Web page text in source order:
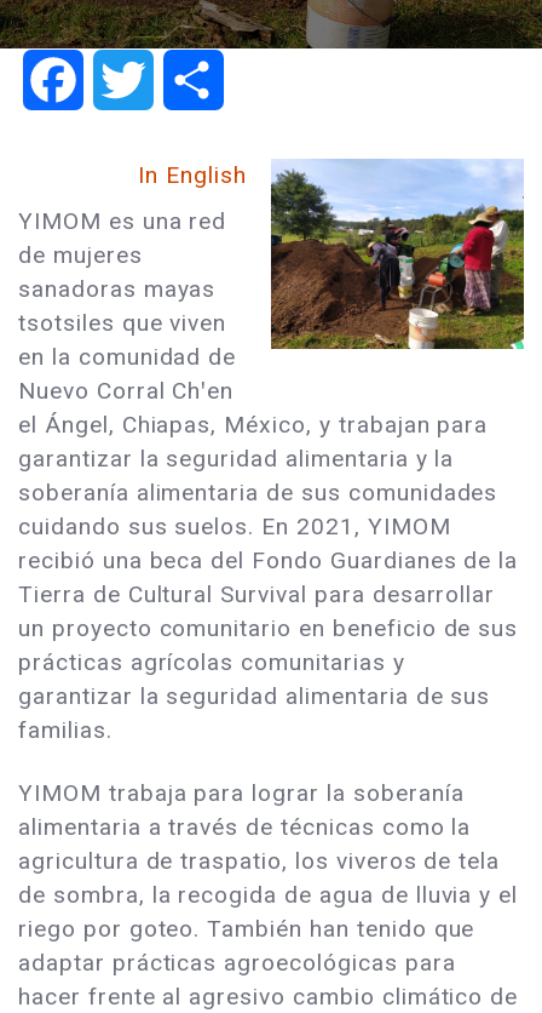
FacebookTwitter
In English
YIMOM es una red
de mujeres
sanadoras mayas
tsotsiles que viven
en la comunidad de
Nuevo Corral Chꞌen
el Ángel, Chiapas, México, y trabajan para
garantizar la seguridad alimentaria y la
soberanía alimentaria de sus comunidades
cuidando sus suelos. En 2021, YIMOM
recibió una beca del Fondo Guardianes de la
Tierra de Cultural Survival para desarrollar
un proyecto comunitario en beneficio de sus
prácticas agrícolas comunitarias y
garantizar la seguridad alimentaria de sus
familias.
YIMOM trabaja para lograr la soberanía
alimentaria a través de técnicas como la
agricultura de traspatio, los viveros de tela
de sombra, la recogida de agua de lluvia y el
riego por goteo. También han tenido que
adaptar prácticas agroecológicas para
hacer frente al agresivo cambio climático de